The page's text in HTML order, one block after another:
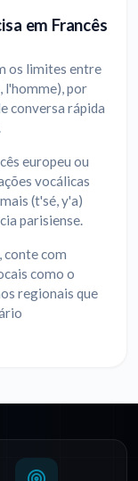
em Francês
os limites entre
l'homme), por
conversa rápida
europeu ou
vocálicas
(t'sé, y'a)
parisiense.
conte com
como o
regionais que